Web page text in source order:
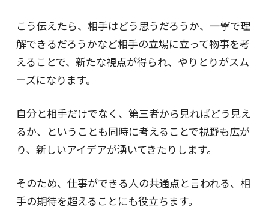
こう伝えたら、相手はどう思うだろうか、一撃で理
解できるだろうかなど相手の立場に立って物事を考
えることで、新たな視点が得られ、やりとりがスム
ーズになります。
自分と相手だけでなく、第三者から見ればどう見え
るか、ということも同時に考えることで視野も広が
り、新しいアイデアが湧いてきたりします。
そのため、仕事ができる人の共通点と言われる、相
手の期待を超えることにも役立ちます。